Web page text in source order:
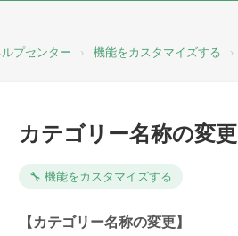
プセンター › 機能をカスタマイズする ›
カテゴリー名称の変更
🔧 機能をカスタマイズする
【カテゴリー名称の変更】